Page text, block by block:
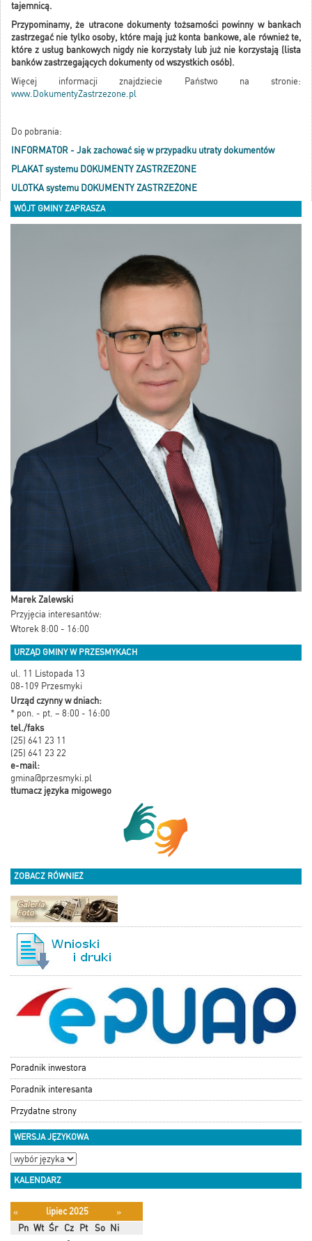
tajemnicą.
Przypominamy, że utracone dokumenty tożsamości powinny w bankach
zastrzegać nie tylko osoby, które mają już konta bankowe, ale również te,
które z usług bankowych nigdy nie korzystały lub już nie korzystają (lista
banków zastrzegających dokumenty od wszystkich osób).
Więcej informacji znajdziecie Państwo na stronie:
www.DokumentyZastrzezone.pl
Do pobrania:
INFORMATOR - Jak zachować się w przypadku utraty dokumentów
PLAKAT systemu DOKUMENTY ZASTRZEŻONE
ULOTKA systemu DOKUMENTY ZASTRZEŻONE
WÓJT GMINY ZAPRASZA
Marek Zalewski
Przyjęcia interesantów:
Wtorek 8:00 - 16:00
URZĄD GMINY W PRZESMYKACH
ul. 11 Listopada 13
08-109 Przesmyki
Urząd czynny w dniach:
* pon. - pt. – 8:00 - 16:00
tel./faks
(25) 641 23 11
(25) 641 23 22
e-mail:
gmina@przesmyki.pl
tłumacz języka migowego
ZOBACZ RÓWNIEŻ
Poradnik inwestora
Poradnik interesanta
Przydatne strony
WERSJA JĘZYKOWA
KALENDARZ
« lipiec 2025
»
Pn Wt Śr Cz Pt So Ni